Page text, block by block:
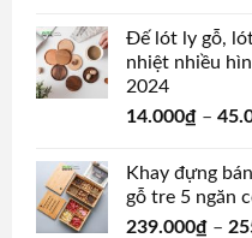
Đế lót ly gỗ,
nhiệt nhiều
2024
14.000₫ –
Khay đựng
gỗ tre 5 ngăn
239.000₫ –